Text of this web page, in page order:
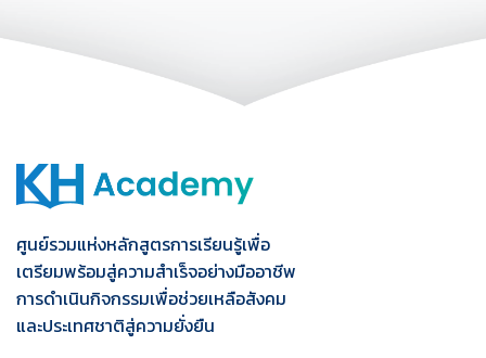
ศูนย์รวมแห่งหลักสูตรการเรียนรู้เพื่อ
เตรียมพร้อมสู่ความสำเร็จอย่างมืออาชีพ
การดำเนินกิจกรรมเพื่อช่วยเหลือสังคม
และประเทศชาติสู่ความยั่งยืน